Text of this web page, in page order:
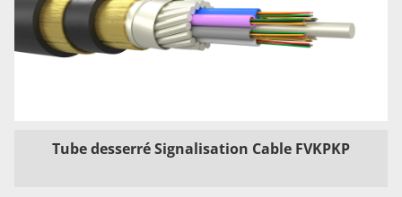
Tube desserré Signalisation Cable FVKPKP